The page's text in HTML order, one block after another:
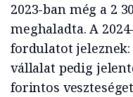
2023-ban még a 2
meghaladta. A
fordulatot jeleznek:
vállalat pedig
forintos